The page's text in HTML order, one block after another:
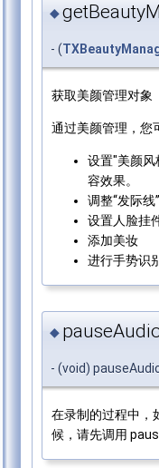
◆
- (
获取美颜管理对象
通过美颜管理，您
设置"美颜风
容效果。
调整“发际线
设置人脸挂
添加美妆
进行手势识
◆
- (void)
在录制的过程中，
候，请先调用